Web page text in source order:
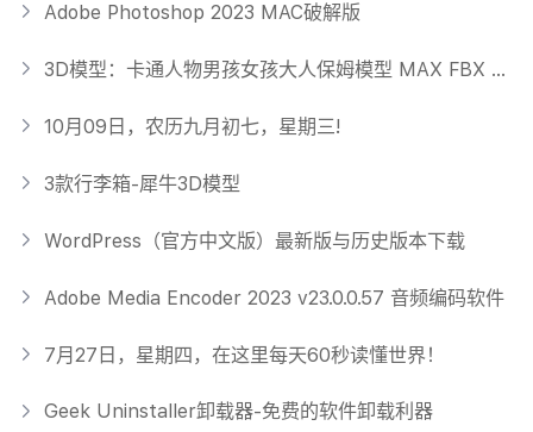
Adobe Photoshop 2023 MAC破解版
3D模型：卡通人物男孩女孩大人保姆模型 MAX FBX OBJ 格式
10月09日，农历九月初七，星期三!
3款行李箱-犀牛3D模型
WordPress（官方中文版）最新版与历史版本下载
Adobe Media Encoder 2023 v23.0.0.57 音频编码软件
7月27日，星期四，在这里每天60秒读懂世界！
Geek Uninstaller卸载器-免费的软件卸载利器